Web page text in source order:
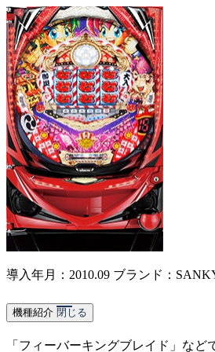
導入年月：2010.09 ブランド：
機種紹介 閉じる
「フィーバーキングブレイド」な